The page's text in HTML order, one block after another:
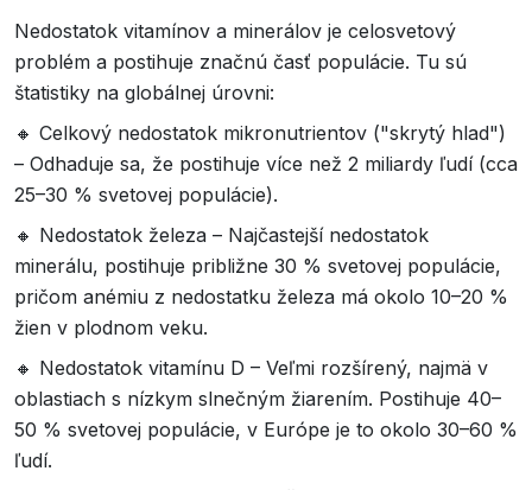
Nedostatok vitamínov a minerálov je celosvetový
problém a postihuje značnú časť populácie. Tu sú
štatistiky na globálnej úrovni:
🔸 Celkový nedostatok mikronutrientov ("skrytý hlad")
– Odhaduje sa, že postihuje více než 2 miliardy ľudí (cca
25–30 % svetovej populácie).
🔸 Nedostatok železa – Najčastejší nedostatok
minerálu, postihuje približne 30 % svetovej populácie,
pričom anémiu z nedostatku železa má okolo 10–20 %
žien v plodnom veku.
🔸 Nedostatok vitamínu D – Veľmi rozšírený, najmä v
oblastiach s nízkym slnečným žiarením. Postihuje 40–
50 % svetovej populácie, v Európe je to okolo 30–60 %
ľudí.